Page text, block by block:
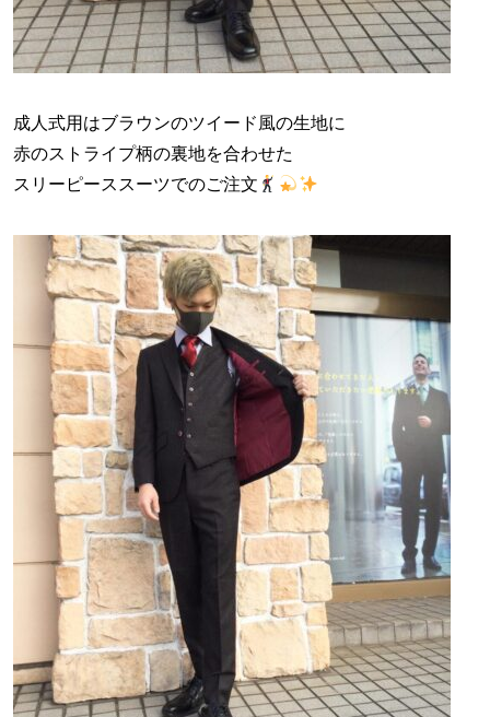
成人式用はブラウンのツイード風の生地に
赤のストライプ柄の裏地を合わせた
スリーピーススーツでのご注文